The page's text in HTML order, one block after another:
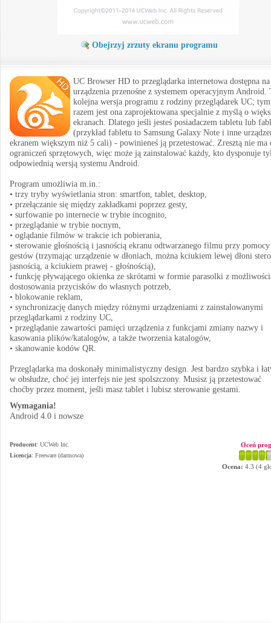
Obejrzyj zrzuty ekranu programu
UC Browser HD to przeglądarka internetowa dostępna na
urządzenia przenośne z systemem operacyjnym Android.
kolejna wersja programu z rodziny przeglądarek UC; tym
razem jest ona zaprojektowana specjalnie z myślą o
ekranach. Dlatego jeśli jesteś posiadaczem tabletu lub
(przykład fabletu to Samsung Galaxy Note i inne
ekranem większym niż 5 cali) - powinieneś ją przetestować. Zresztą nie ma
ograniczeń sprzętowych, więc może ją zainstalować każdy, kto dysponuje
odpowiednią wersją systemu Android.
Program umożliwia m.in.:
• trzy tryby wyświetlania stron: smartfon, tablet, desktop,
• przełączanie się między zakładkami poprzez gesty,
• surfowanie po internecie w trybie incognito,
• przeglądanie w trybie nocnym,
• oglądanie filmów w trakcie ich pobierania,
• sterowanie głośnością i jasnością ekranu odtwarzanego filmu przy pomocy
gestów (trzymając urządzenie w dłoniach, można kciukiem lewej dłoni
jasnością, a kciukiem prawej - głośnością),
• funkcję pływającego okienka ze skrótami w formie parasolki z
dostosowania przycisków do własnych potrzeb,
• blokowanie reklam,
• synchronizację danych między różnymi urządzeniami z zainstalowanymi
przeglądarkami z rodziny UC,
• przeglądanie zawartości pamięci urządzenia z funkcjami zmiany nazwy i
kasowania plików/katalogów, a także tworzenia katalogów,
• skanowanie kodów QR.
Przeglądarka ma doskonały minimalistyczny design. Jest bardzo szybka i
w obsłudze, choć jej interfejs nie jest spolszczony. Musisz ją przetestować
choćby przez moment, jeśli masz tablet i lubisz sterowanie gestami.
Wymagania!
Android 4.0 i nowsze
Producent: UCWeb Inc.
Licencja: Freeware (darmowa)
Oceń
Ocena: 4.3 (4